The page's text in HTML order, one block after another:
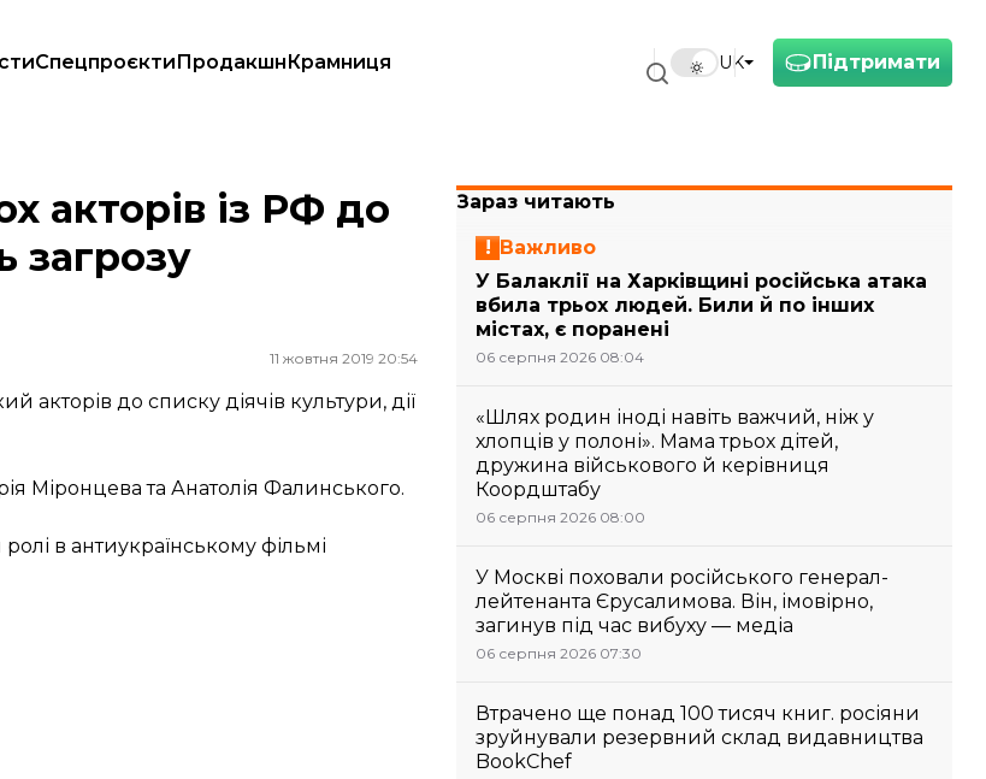
Підтримати
UK
СпецпроєктиПродакшнКрамниця
нацбезпеці України
акторів із РФ до
загрозу
11 жовтня 2019 20:54
акторів до списку діячів культури, дії
Міронцева та Анатолія Фалинського.
в антиукраїнському фільмі
Зараз читають
Важливо
У Балаклії на Харківщині російська атака
вбила трьох людей. Били й по інших
містах, є поранені
06 серпня 2026 08:04
«Шлях родин іноді навіть важчий, ніж у
хлопців у полоні». Мама трьох дітей,
дружина військового й керівниця
Коордштабу
06 серпня 2026 08:00
У Москві поховали російського генерал-
лейтенанта Єрусалимова. Він, імовірно,
загинув під час вибуху — медіа
06 серпня 2026 07:30
Втрачено ще понад 100 тисяч книг. росіяни
зруйнували резервний склад видавництва
BookChef